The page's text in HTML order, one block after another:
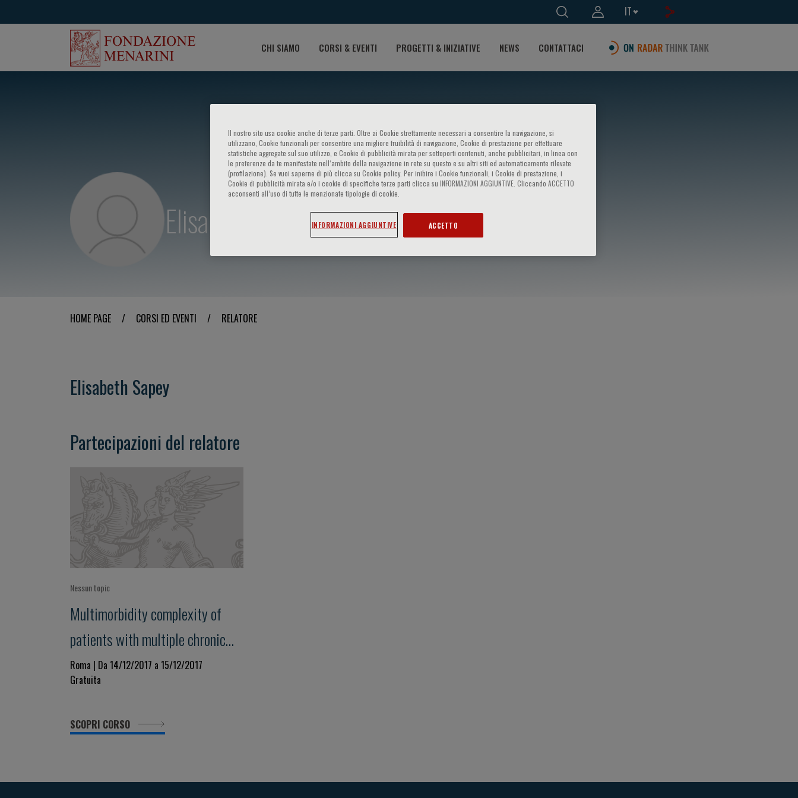
IT
CHI SIAMO CORSI & EVENTI PROGETTI & INIZIATIVE NEWS CONTATTACI
Elisabeth Sapey
HOME PAGE / CORSI ED EVENTI / RELATORE
Elisabeth Sapey
Partecipazioni del relatore
Nessun topic
Multimorbidity complexity of
patients with multiple chronic
diseases
Roma | Da 14/12/2017 a 15/12/2017
Gratuita
SCOPRI CORSO
Il nostro sito usa cookie anche di terze parti. Oltre ai Cookie strettamente necessari a consentire la navigazione, si
utilizzano, Cookie funzionali per consentire una migliore fruibilità di navigazione, Cookie di prestazione per effettuare
statistiche aggregate sul suo utilizzo, e Cookie di pubblicità mirata per sottoporti contenuti, anche pubblicitari, in linea con
le preferenze da te manifestate nell‘ambito della navigazione in rete su questo e su altri siti ed automaticamente rilevate
(profilazione). Se vuoi saperne di più clicca su Cookie policy. Per inibire i Cookie funzionali, i Cookie di prestazione, i
Cookie di pubblicità mirata e/o i cookie di specifiche terze parti clicca su INFORMAZIONI AGGIUNTIVE. Cliccando ACCETTO
acconsenti all’uso di tutte le menzionate tipologie di cookie.
INFORMAZIONI AGGIUNTIVE ACCETTO